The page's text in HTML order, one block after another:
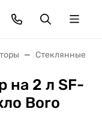
Стеклянные
на 2 л​ SF-
Boro